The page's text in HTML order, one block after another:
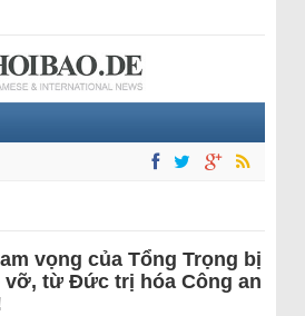
vọng của Tổng Trọng bị
vỡ, từ Đức trị hóa Công an